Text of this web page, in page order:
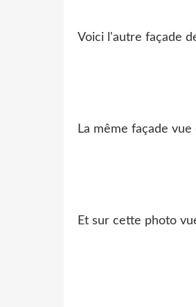
Voici l'autre façade
La même façade
Et sur cette photo